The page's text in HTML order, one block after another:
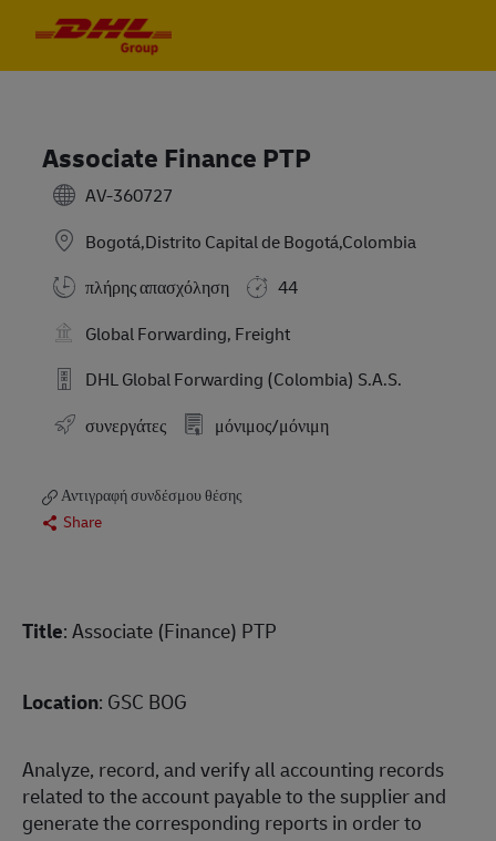
Associate Finance PTP
AV-360727
Bogotá,Distrito Capital de Bogotá,Colombia
πλήρης απασχόληση
44
Global Forwarding, Freight
DHL Global Forwarding (Colombia) S.A.S.
συνεργάτες
μόνιμος/μόνιμη
Αντιγραφή συνδέσμου θέσης
Share
Title: Associate (Finance) PTP
Location: GSC BOG
Analyze, record, and verify all accounting records
related to the account payable to the supplier and
generate the corresponding reports in order to